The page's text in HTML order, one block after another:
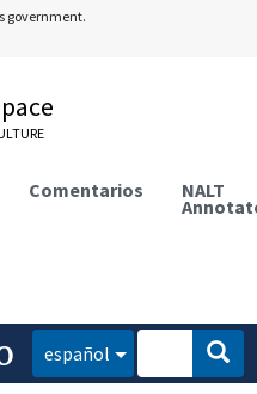
government.
Comentarios NALT
español